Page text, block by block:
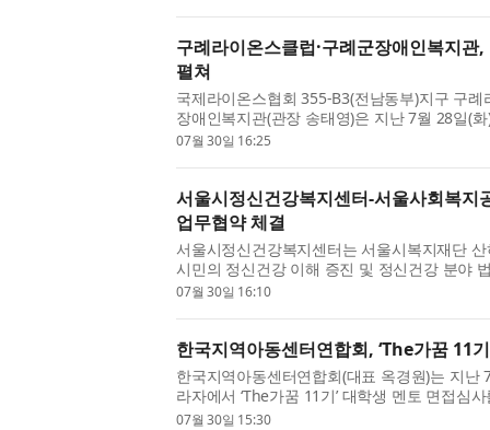
구례라이온스클럽·구례군장애인복지관,
펼쳐
국제라이온스협회 355-B3(전남동부)지구 구
장애인복지관(관장 송태영)은 지난 7월 28일(
과 시장을 찾은 주민 및 관광객들을 대상으로 ‘
07월 30일 16:25
서울시정신건강복지센터-서울사회복지
업무협약 체결
서울시정신건강복지센터는 서울시복지재단
시민의 정신건강 이해 증진 및 정신건강 분야
난 7월 28일 서울시복지재단에서 체결했다. 이
07월 30일 16:10
한국지역아동센터연합회, ‘The가꿈 11
한국지역아동센터연합회(대표 옥경원)는 지
라자에서 ‘The가꿈 11기’ 대학생 멘토 면접심
재 대학교 재학생 72명을 최종 선발했다. ‘The
07월 30일 15:30